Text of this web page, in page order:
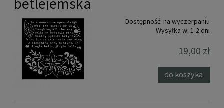
Dostępność: na wyczerpaniu
Wysyłka w: 1-2 dni
19,00 zł
do koszyka